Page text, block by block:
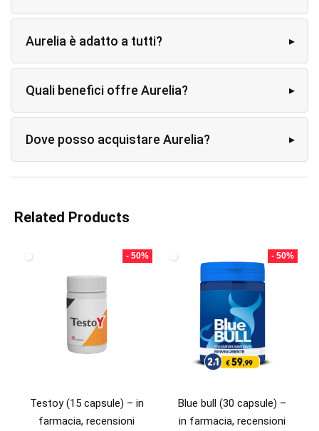
Aurelia è adatto a tutti?
Quali benefici offre Aurelia?
Dove posso acquistare Aurelia?
Related Products
- 50%
Testoy (15 capsule) – in
farmacia, recensioni
- 50%
Blue bull (30 capsule) –
in farmacia, recensioni